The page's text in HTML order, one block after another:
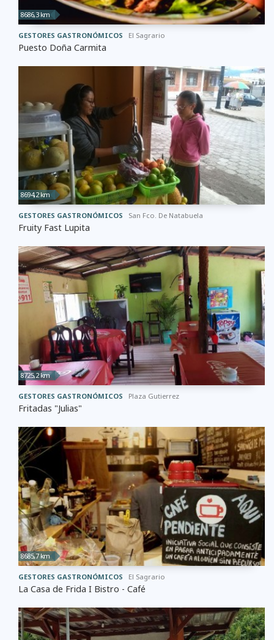
8686,3 km
GESTORES GASTRONÓMICOS El Sagrario
Puesto Doña Carmita
8694,2 km
GESTORES GASTRONÓMICOS San Fco. De Natabuela
Fruity Fast Lupita
8725,2 km
GESTORES GASTRONÓMICOS Plaza Gutierrez
Fritadas "Julias"
8685,7 km
GESTORES GASTRONÓMICOS El Sagrario
La Casa de Frida I Bistro - Café